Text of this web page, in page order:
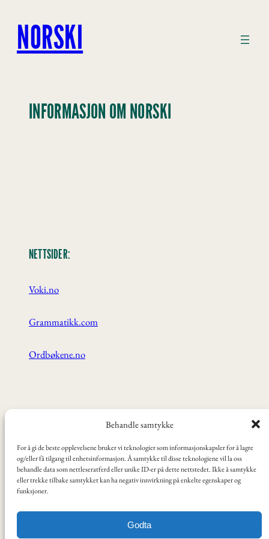
Behandle samtykke
For å gi de beste opplevelsene bruker vi teknologier som informasjonskapsler for å lagre
og/eller få tilgang til enhetsinformasjon. Å samtykke til disse teknologiene vil la oss
behandle data som nettleseratferd eller unike ID-er på dette nettstedet. Ikke å samtykke
eller trekke tilbake samtykket kan ha negativ innvirkning på enkelte egenskaper og
funksjoner.
Godta
innhold
NORSKI
INFORMASJON OM NORSKI
NETTSIDER:
Voki.no
Grammatikk.com
Ordbøkene.no
Videoer, tv-serier og filmer
Norski er utviklet ved Oslo VO Helsfyr.